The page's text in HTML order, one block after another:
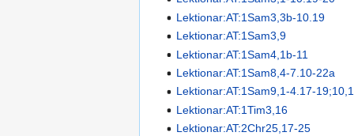
Lektionar:AT:1Sam3,3b-10.19
Lektionar:AT:1Sam3,9
Lektionar:AT:1Sam4,1b-11
Lektionar:AT:1Sam8,4-7.10-22a
Lektionar:AT:1Sam9,1-4.17-19;10,1
Lektionar:AT:1Tim3,16
Lektionar:AT:2Chr25,17-25